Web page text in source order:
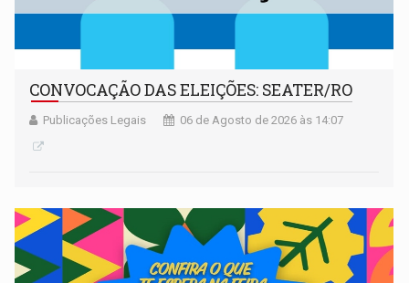
CONVOCAÇÃO DAS ELEIÇÕES: SEATER/RO
Publicações Legais 06 de Agosto de 2026 às 14:07